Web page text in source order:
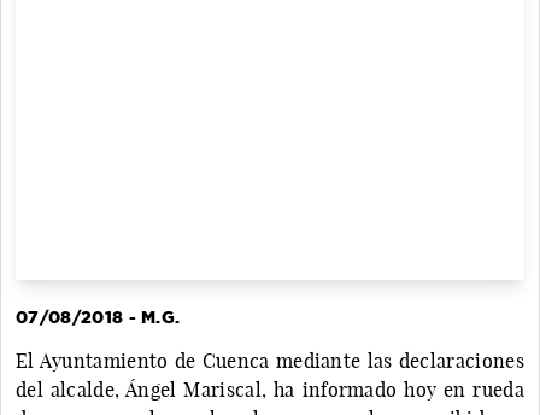
07/08/2018 - M.G.
El Ayuntamiento de Cuenca mediante las declaraciones
del alcalde, Ángel Mariscal, ha informado hoy en rueda